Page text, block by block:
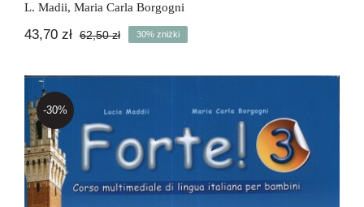
L. Madii, Maria Carla Borgogni
62,50złPierwotna
wynosiła:
43,70 zł
Aktualna
wynosi:
30% zniżki
-30%